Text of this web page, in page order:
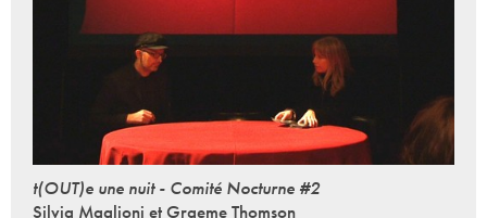
t(OUT)e une nuit - Comité Nocturne #2
Silvia Maglioni et Graeme Thomson